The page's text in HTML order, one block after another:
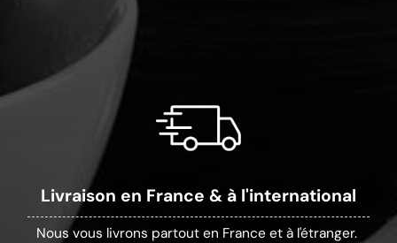
Livraison en France & à l'international
Nous vous livrons partout en France et à l'étranger.